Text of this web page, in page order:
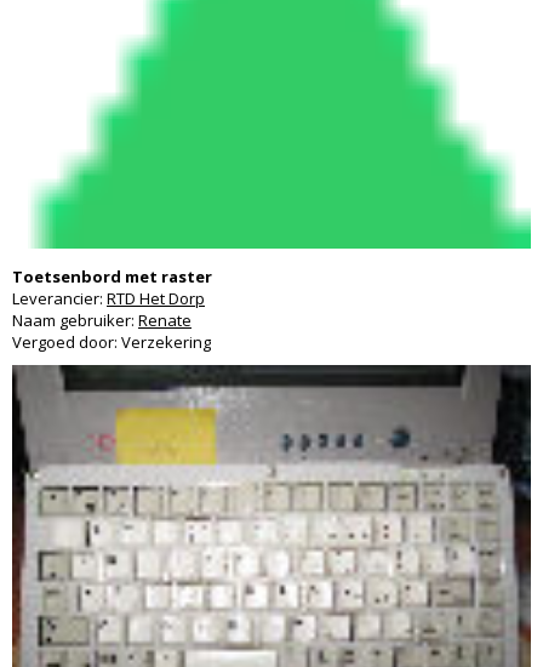
Toetsenbord met raster
Leverancier: RTD Het Dorp
Naam gebruiker: Renate
Vergoed door: Verzekering